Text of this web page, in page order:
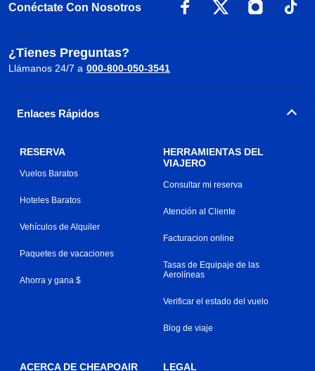
Conéctate Con Nosotros
¿Tienes Preguntas?
Llámanos 24/7 a 000-800-050-3541
Enlaces Rápidos
RESERVA
Vuelos Baratos
Hoteles Baratos
Vehículos de Alquiler
Paquetes de vacaciones
Ahorra y gana $
HERRAMIENTAS DEL
VIAJERO
Consultar mi reserva
Atención al Cliente
Facturacion online
Tasas de Equipaje de las
Aerolíneas
Verificar el estado del vuelo
Blog de viaje
ACERCA DE CHEAPOAIR LEGAL